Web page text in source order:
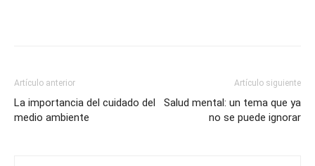
Artículo anterior
La importancia del cuidado del
medio ambiente
Artículo siguiente
Salud mental: un tema que ya
no se puede ignorar